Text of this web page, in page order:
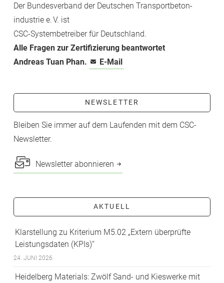
Der Bundesverband der Deutschen Transport­beton­
industrie e. V. ist
CSC-­Systembetreiber für Deutschland.
Alle Fragen zur Zertifizierung beantwortet
Andreas Tuan Phan.
E-Mail
NEWSLETTER
Bleiben Sie immer auf dem Laufenden mit dem CSC-
Newsletter.
Newsletter abonnieren
AKTUELL
Klarstellung zu Kriterium M5.02 „Extern überprüfte
Leistungsdaten (KPIs)“
24. JUNI 2026
Heidelberg Materials: Zwölf Sand- und Kieswerke mit